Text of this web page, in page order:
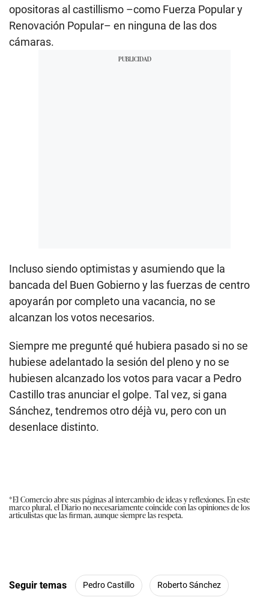
opositoras al castillismo –como Fuerza Popular y
Renovación Popular– en ninguna de las dos
cámaras.
Incluso siendo optimistas y asumiendo que la
bancada del Buen Gobierno y las fuerzas de centro
apoyarán por completo una vacancia, no se
alcanzan los votos necesarios.
Siempre me pregunté qué hubiera pasado si no se
hubiese adelantado la sesión del pleno y no se
hubiesen alcanzado los votos para vacar a Pedro
Castillo tras anunciar el golpe. Tal vez, si gana
Sánchez, tendremos otro déjà vu, pero con un
desenlace distinto.
*El Comercio abre sus páginas al intercambio de ideas y reflexiones. En este
marco plural, el Diario no necesariamente coincide con las opiniones de los
articulistas que las firman, aunque siempre las respeta.
Seguir temas Pedro Castillo Roberto Sánchez